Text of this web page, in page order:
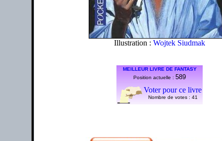
Illustration : Wojtek Siudmak
MEILLEUR LIVRE DE FANTASY
Position actuelle : 589
Voter pour ce livre
Nombre de votes : 41